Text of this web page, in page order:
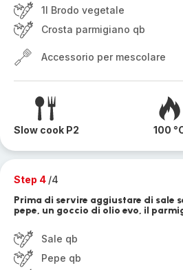
1l Brodo vegetale
Crosta parmigiano qb
Accessorio per mescolare
Slow cook P2 100
Step 4 /4
Prima di servire aggiustare di sale
pepe, un goccio di olio evo, il
Sale qb
Pepe qb